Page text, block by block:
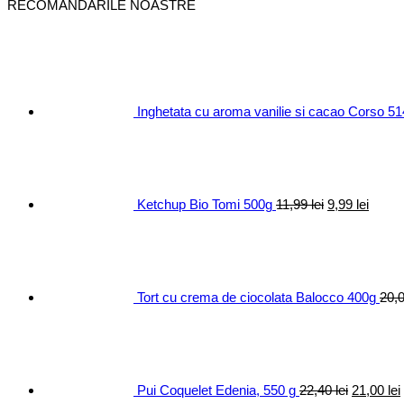
RECOMANDARILE NOASTRE
Inghetata cu aroma vanilie si cacao Corso
Ketchup Bio Tomi 500g 11,99lei 9,99 lei
Tort cu crema de ciocolata Balocco 400g
Pui Coquelet Edenia, 550 g 22,40lei 21,00 lei